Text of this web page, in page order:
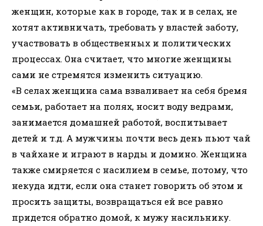
женщин, которые как в городе, так и в селах, не
хотят активничать, требовать у властей заботу,
участвовать в общественных и политических
процессах. Она считает, что многие женщины
сами не стремятся изменить ситуацию.
«В селах женщина сама взваливает на себя бремя
семьи, работает на полях, носит воду ведрами,
занимается домашней работой, воспитывает
детей и т.д. А мужчины почти весь день пьют чай
в чайхане и играют в нарды и домино. Женщина
также смиряется с насилием в семье, потому, что
некуда идти, если она станет говорить об этом и
просить защиты, возвращаться ей все равно
придется обратно домой, к мужу насильнику.